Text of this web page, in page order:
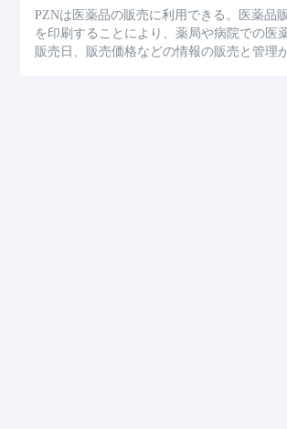
PZNは医薬品の販売に利用できる。医薬品
を印刷することにより、薬局や病院での医
販売日、販売価格などの情報の販売と管理